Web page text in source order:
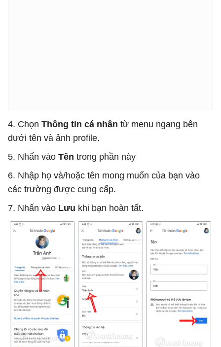
4. Chọn Thông tin cá nhân từ menu ngang bên
dưới tên và ảnh profile.
5. Nhấn vào Tên trong phần này
6. Nhập họ và/hoặc tên mong muốn của bạn vào
các trường được cung cấp.
7. Nhấn vào Lưu khi bạn hoàn tất.